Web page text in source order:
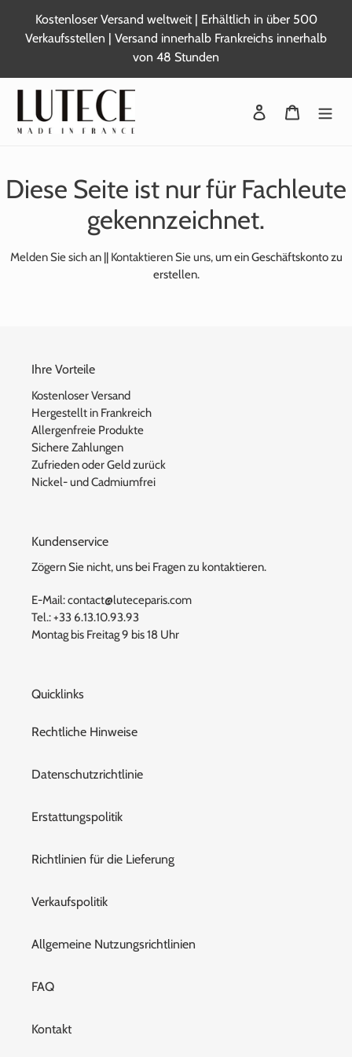
springen
Kostenloser Versand weltweit | Erhältlich in über 500
Verkaufsstellen | Versand innerhalb Frankreichs innerhalb
von 48 Stunden
Sich anmelden
Diese Seite ist nur für Fachleute
gekennzeichnet.
Melden Sie sichan || Kontaktieren Sie uns,um ein Geschäftskonto zu
erstellen.
Ihre Vorteile
Kostenloser Versand
Hergestellt in Frankreich
Allergenfreie Produkte
Sichere Zahlungen
Zufrieden oder Geld zurück
Nickel- und Cadmiumfrei
Kundenservice
Zögern Sie nicht, uns bei Fragen zu kontaktieren.
E-Mail: contact@luteceparis.com
Tel.: +33 6.13.10.93.93
Montag bis Freitag 9 bis 18 Uhr
Quicklinks
Rechtliche Hinweise
Datenschutzrichtlinie
Erstattungspolitik
Richtlinien für die Lieferung
Verkaufspolitik
Allgemeine Nutzungsrichtlinien
FAQ
Kontakt